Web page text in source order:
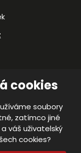
cookies
soubory
zatímco jiné
váš uživatelský
cookies?